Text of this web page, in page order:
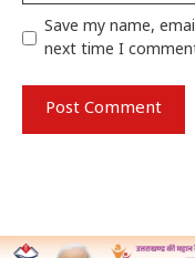
Save my name,
next time I